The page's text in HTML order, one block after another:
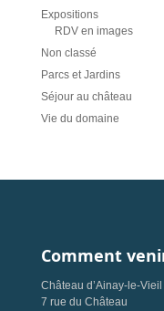
Expositions
RDV en images
Non classé
Parcs et Jardins
Séjour au château
Vie du domaine
Comment
Château d’Ainay-le-Vieil
7 rue du Château